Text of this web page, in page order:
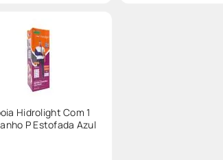
Hidrolight Com 1
P Estofada Azul